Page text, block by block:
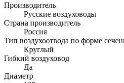
Производитель
Русские воздуховоды
Страна производитель
Россия
Тип воздухоотвода по форме
Круглый
Гибкий воздуховод
Да
Диаметр